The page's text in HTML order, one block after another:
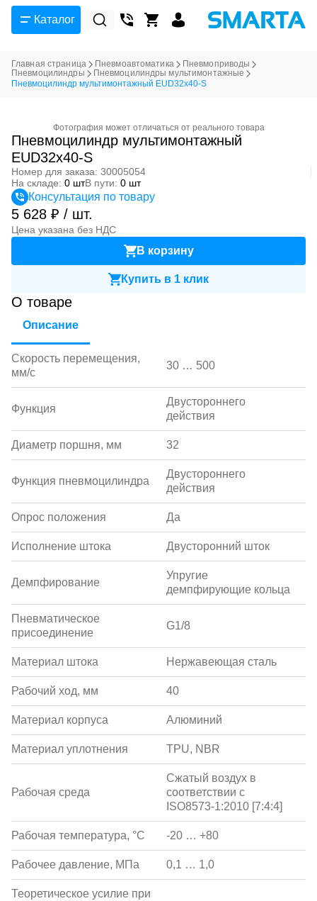
Каталог
Главная страница Пневмоавтоматика
Пневмоприводы
Пневмоцилиндры
Пневмоцилиндры мультимонтажные
Пневмоцилиндр мультимонтажный EUD32x40-S
Фотография может отличаться от реального товара
Пневмоцилиндр мультимонтажный
EUD32x40-S
Номер для заказа: 30005054
На складе: 0 штВ пути: 0 шт
Консультация по товару
5 628 ₽ / шт.
Цена указана без НДС
В корзину
Купить в 1 клик
О товаре
Описание
Скорость перемещения,
мм/с
30 … 500
Функция
Двустороннего
действия
Диаметр поршня, мм 32
Функция пневмоцилиндра
Двустороннего
действия
Опрос положения Да
Исполнение штока Двусторонний шток
Демпфирование
Упругие
демпфирующие кольца
Пневматическое
присоединение
G1/8
Материал штока Нержавеющая сталь
Рабочий ход, мм 40
Материал корпуса Алюминий
Материал уплотнения TPU, NBR
Рабочая среда
Сжатый воздух в
соответствии с
ISO8573-1:2010 [7:4:4]
Рабочая температура, °С -20 … +80
Рабочее давление, МПа 0,1 … 1,0
Теоретическое усилие при